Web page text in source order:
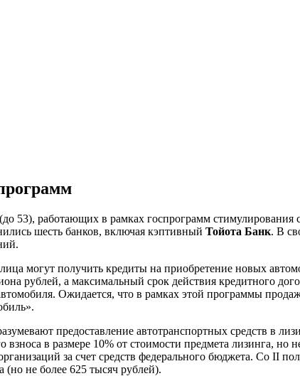
53), работающих в рамках госпрограмм стимулирования
шесть банков, включая кэптивный Тойота Банк. В
могут получить кредиты на приобретение новых
рублей, а максимальный срок действия кредитного
Ожидается, что в рамках этой программы
предоставление автотранспортных средств в
в размере 10% от стоимости предмета лизинга, но
за счет средств федерального бюджета. Со II
(но не более 625 тысяч рублей).